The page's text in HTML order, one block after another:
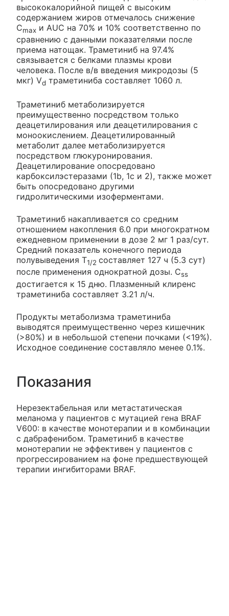
высококалорийной пищей с высоким
содержанием жиров отмечалось снижение
Cmax и AUC на 70% и 10% соответственно по
сравнению с данными показателями после
приема натощак. Траметиниб на 97.4%
связывается с белками плазмы крови
человека. После в/в введения микродозы (5
мкг) Vd траметиниба составляет 1060 л.
Траметиниб метаболизируется
преимущественно посредством только
деацетилирования или деацетилирования с
моноокислением. Деацетилированный
метаболит далее метаболизируется
посредством глюкуронирования.
Деацетилирование опосредовано
карбоксилэстеразами (1b, 1c и 2), также может
быть опосредовано другими
гидролитическими изоферментами.
Траметиниб накапливается со средним
отношением накопления 6.0 при многократном
ежедневном применении в дозе 2 мг 1 раз/сут.
Средний показатель конечного периода
полувыведения T1/2 составляет 127 ч (5.3 сут)
после применения однократной дозы. Css
достигается к 15 дню. Плазменный клиренс
траметиниба составляет 3.21 л/ч.
Продукты метаболизма траметиниба
выводятся преимущественно через кишечник
(>80%) и в небольшой степени почками (<19%).
Исходное соединение составляло менее 0.1%.
Показания
Нерезектабельная или метастатическая
меланома у пациентов с мутацией гена BRAF
V600: в качестве монотерапии и в комбинации
с дабрафенибом. Траметиниб в качестве
монотерапии не эффективен у пациентов с
прогрессированием на фоне предшествующей
терапии ингибиторами BRAF.